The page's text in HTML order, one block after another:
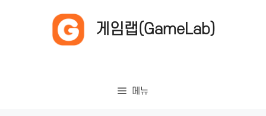
게임랩(GameLab)
메뉴